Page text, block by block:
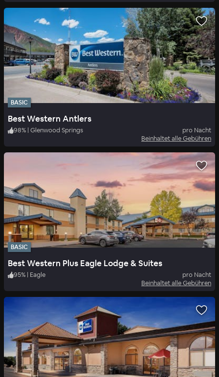
BASIC
Best Western Antlers
98% | Glenwood Springs
pro Nacht
Beinhaltet alle Gebühren
BASIC
Best Western Plus Eagle Lodge & Suites
95% | Eagle
pro Nacht
Beinhaltet alle Gebühren